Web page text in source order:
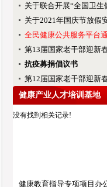
关于联合开展“全国卫生
关于2021年国庆节放假
全民健康公共服务平台
第13届国家老干部迎新
抗疫募捐倡议书
第12届国家老干部迎新
健康产业人才培训基地
没有找到相关记录!
健康教育指导专项项目办